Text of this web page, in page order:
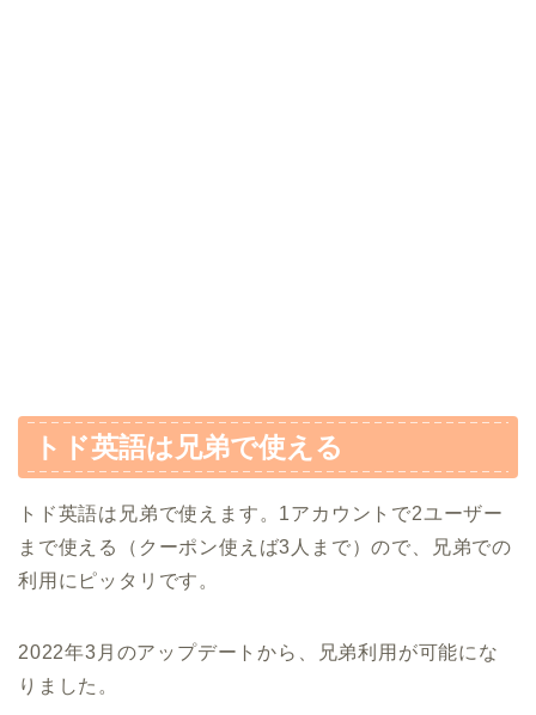
トド英語は兄弟で使える
トド英語は兄弟で使えます。1アカウントで2ユーザー
まで使える（クーポン使えば3人まで）ので、兄弟での
利用にピッタリです。
2022年3月のアップデートから、兄弟利用が可能にな
りました。